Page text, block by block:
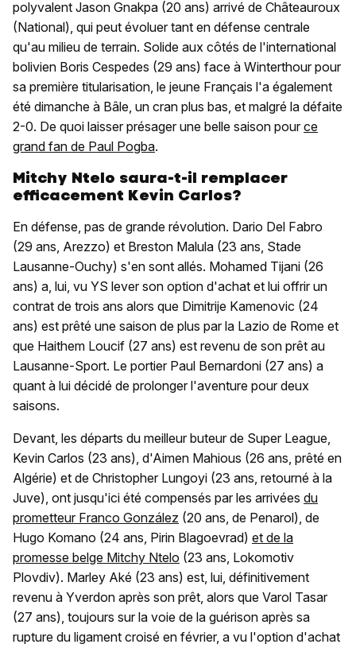
polyvalent Jason Gnakpa (20 ans) arrivé de Châteauroux
(National), qui peut évoluer tant en défense centrale
qu'au milieu de terrain. Solide aux côtés de l'international
bolivien Boris Cespedes (29 ans) face à Winterthour pour
sa première titularisation, le jeune Français l'a également
été dimanche à Bâle, un cran plus bas, et malgré la défaite
2-0. De quoi laisser présager une belle saison pour ce
grand fan de Paul Pogba.
Mitchy Ntelo saura-t-il remplacer
efficacement Kevin Carlos?
En défense, pas de grande révolution. Dario Del Fabro
(29 ans, Arezzo) et Breston Malula (23 ans, Stade
Lausanne-Ouchy) s'en sont allés. Mohamed Tijani (26
ans) a, lui, vu YS lever son option d'achat et lui offrir un
contrat de trois ans alors que Dimitrije Kamenovic (24
ans) est prêté une saison de plus par la Lazio de Rome et
que Haithem Loucif (27 ans) est revenu de son prêt au
Lausanne-Sport. Le portier Paul Bernardoni (27 ans) a
quant à lui décidé de prolonger l'aventure pour deux
saisons.
Devant, les départs du meilleur buteur de Super League,
Kevin Carlos (23 ans), d'Aimen Mahious (26 ans, prêté en
Algérie) et de Christopher Lungoyi (23 ans, retourné à la
Juve), ont jusqu'ici été compensés par les arrivées du
prometteur Franco González (20 ans, de Penarol), de
Hugo Komano (24 ans, Pirin Blagoevrad) et de la
promesse belge Mitchy Ntelo (23 ans, Lokomotiv
Plovdiv). Marley Aké (23 ans) est, lui, définitivement
revenu à Yverdon après son prêt, alors que Varol Tasar
(27 ans), toujours sur la voie de la guérison après sa
rupture du ligament croisé en février, a vu l'option d'achat